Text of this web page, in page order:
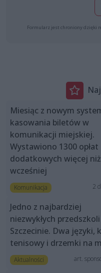
Formularz jest chroniony dzięki
Miesiąc z nowym
kasowania biletów w
komunikacji miejskiej.
Wystawiono 1300 opłat
dodatkowych więcej
wcześniej
Komunikacja 2
Jedno z najbardziej
niezwykłych
Szczecinie. Dwa języki,
tenisowy i drzemki na
Aktualności art.